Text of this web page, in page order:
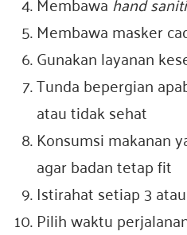
Membawa masker
Gunakan layanan
Tunda bepergian
atau tidak sehat
Konsumsi makanan
agar badan tetap fit
Istirahat setiap 3
Pilih waktu